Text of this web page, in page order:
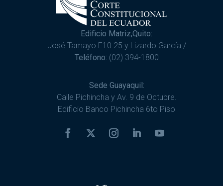
Edificio Matriz,Quito:
José Tamayo E10 25 y Lizardo García /
Teléfono: (02) 394-1800
Sede Guayaquil:
Calle Pichincha y Av. 9 de Octubre.
Edificio Banco Pichincha 6to Piso